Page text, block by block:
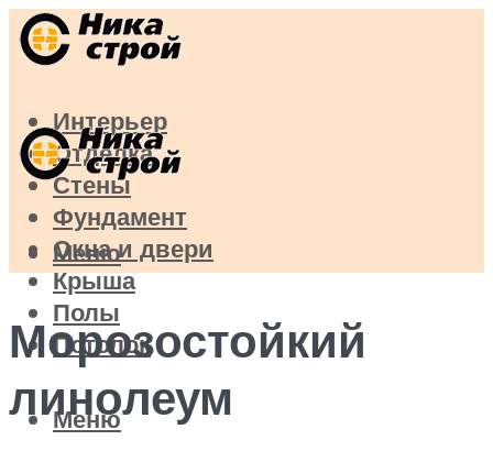
Интерьер
Отделка
Стены
Фундамент
Окна и двери
Крыша
Полы
Потолок
Меню
Меню
Морозостойкий
линолеум